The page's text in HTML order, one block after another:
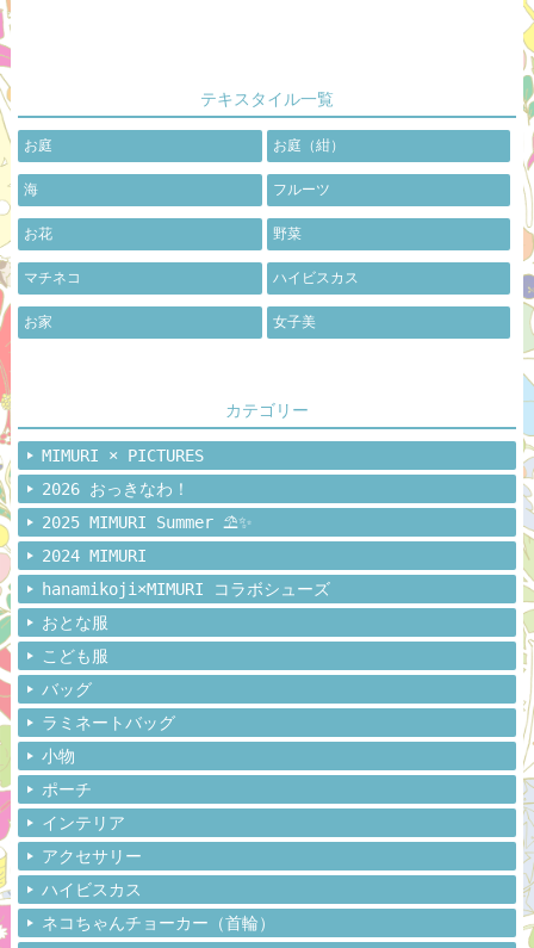
テキスタイル一覧
お庭 お庭（紺）
海 フルーツ
お花 野菜
マチネコ ハイビスカス
お家 女子美
カテゴリー
MIMURI × PICTURES
2026 おっきなわ！
2025 MIMURI Summer ⛱️✨
2024 MIMURI
hanamikoji×MIMURI コラボシューズ
おとな服
こども服
バッグ
ラミネートバッグ
小物
ポーチ
インテリア
アクセサリー
ハイビスカス
ネコちゃんチョーカー（首輪）